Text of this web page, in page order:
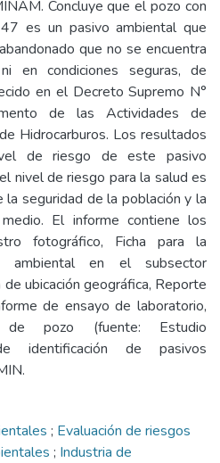
Concluye que el pozo con
es un pasivo ambiental que
que no se encuentra
en condiciones seguras, de
en el Decreto Supremo N°
de las Actividades de
Hidrocarburos. Los resultados
de riesgo de este pasivo
nivel de riesgo para la salud es
seguridad de la población y la
El informe contiene los
fotográfico, Ficha para la
ambiental en el subsector
ubicación geográfica, Reporte
de ensayo de laboratorio,
de pozo (fuente: Estudio
identificación de pasivos
; Evaluación de riesgos
; Industria de